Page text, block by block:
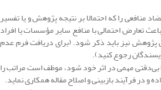
منافعی را که احتمالا بر نتیجه پژوهش و یا تفسیر
باعث تعارض احتمالی با منافع سایر مؤسسات یا افراد
پژوهش نیز باید ذکر شود. (برای دریافت فرم عدم
رجوع کنید).
بی‌دقتی مهمی در اثر خود شود، موظف است مراتب را
در فرآیند بازبینی و اصلاح مقاله همکاری نماید.